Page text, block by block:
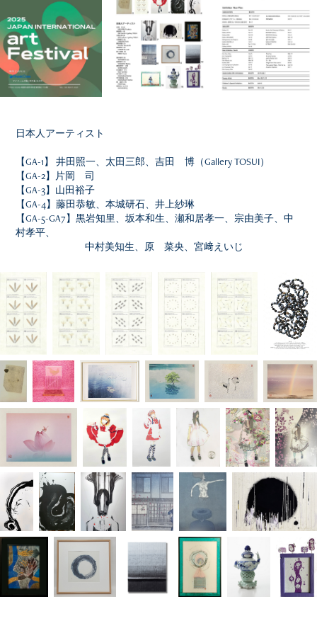
日本人アーティスト
【GA-1】 井田照一、太田三郎、吉田 博（Gallery TOSUI）
【GA-2】片岡 司
【GA-3】山田裕子
【GA-4】藤田恭敏、本城研石、井上紗琳
【GA-5-GA7】黒岩知里、坂本和生、瀬和居孝一、宗由美子、中
村孝平、
中村美知生、原 菜央、宮﨑えいじ